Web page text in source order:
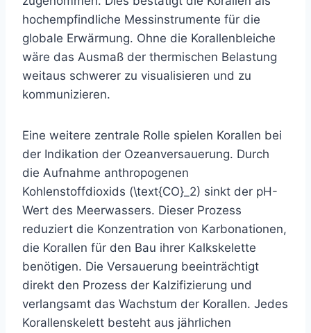
hochempfindliche Messinstrumente für die
globale Erwärmung. Ohne die Korallenbleiche
wäre das Ausmaß der thermischen Belastung
weitaus schwerer zu visualisieren und zu
kommunizieren.
Eine weitere zentrale Rolle spielen Korallen bei
der Indikation der Ozeanversauerung. Durch
die Aufnahme anthropogenen
Kohlenstoffdioxids (\text{CO}_2) sinkt der pH-
Wert des Meerwassers. Dieser Prozess
reduziert die Konzentration von Karbonationen,
die Korallen für den Bau ihrer Kalkskelette
benötigen. Die Versauerung beeinträchtigt
direkt den Prozess der Kalzifizierung und
verlangsamt das Wachstum der Korallen. Jedes
Korallenskelett besteht aus jährlichen